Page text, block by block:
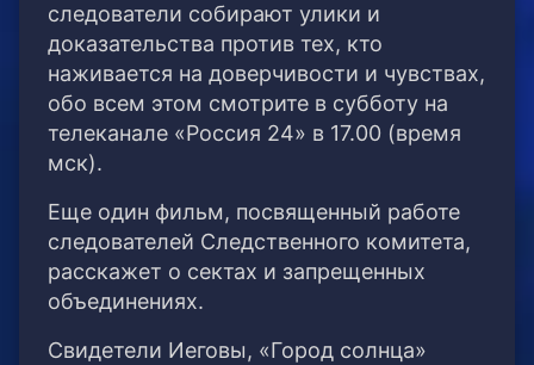
следователи собирают улики и
доказательства против тех, кто
наживается на доверчивости и чувствах,
обо всем этом смотрите в субботу на
телеканале «Россия 24» в 17.00 (время
мск).
Еще один фильм, посвященный работе
следователей Следственного комитета,
расскажет о сектах и запрещенных
объединениях.
Свидетели Иеговы, «Город солнца»